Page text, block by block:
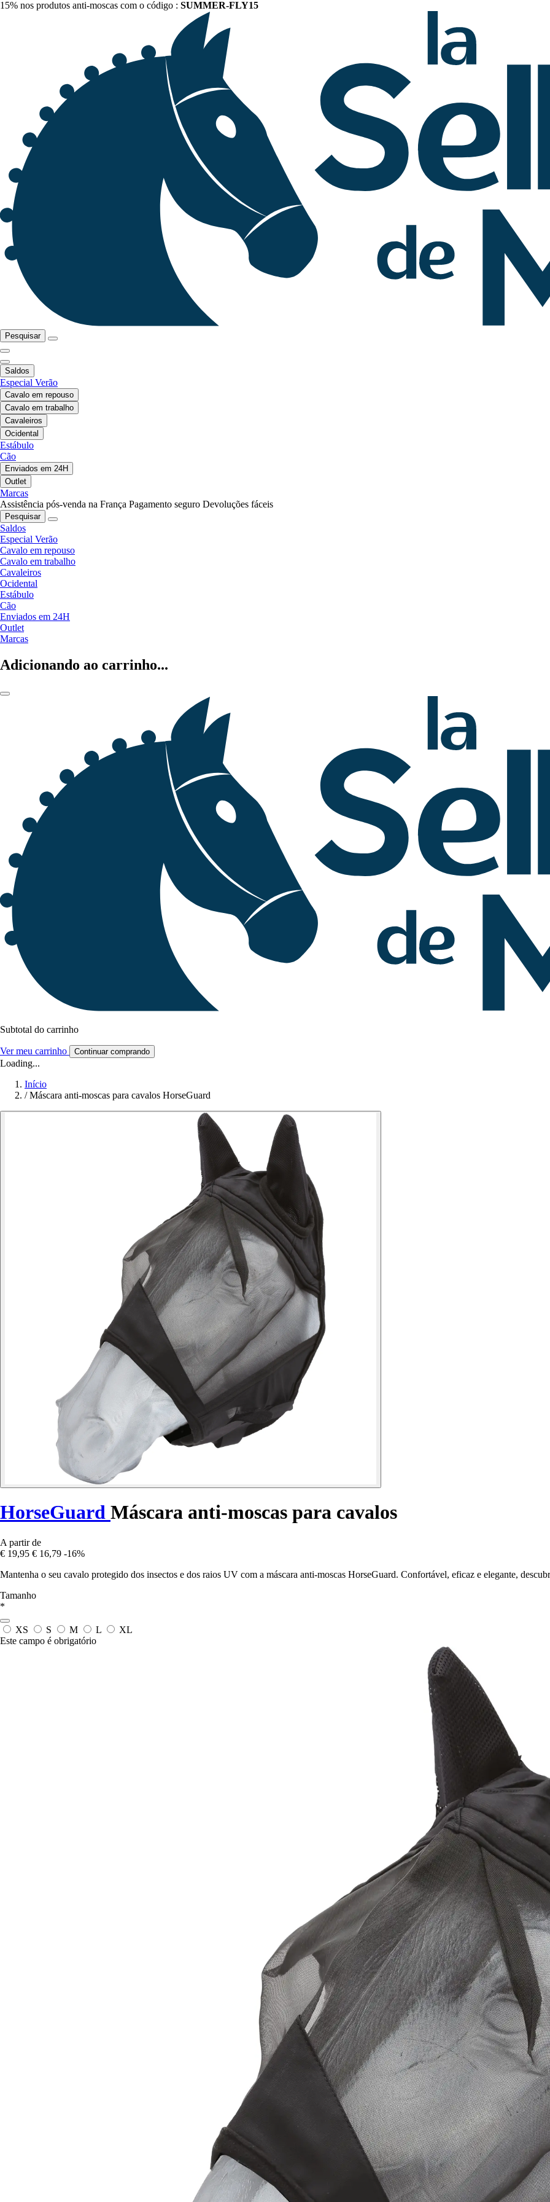
15% nos produtos anti-moscas com o código : SUMMER-FLY15
Pesquisar
Saldos
Especial Verão
Cavalo em repouso
Cavalo em trabalho
Cavaleiros
Ocidental
Estábulo
Cão
Enviados em 24H
Outlet
Marcas
Assistência pós-venda na França Pagamento seguro Devoluções fáceis
Pesquisar
Saldos
Especial Verão
Cavalo em repouso
Cavalo em trabalho
Cavaleiros
Ocidental
Estábulo
Cão
Enviados em 24H
Outlet
Marcas
Adicionando ao carrinho...
Subtotal do carrinho
Ver meu carrinho Continuar comprando
Loading...
Início
/ Máscara anti-moscas para cavalos HorseGuard
HorseGuard Máscara anti-moscas para cavalos
A partir de
€ 19,95 € 16,79 -16%
Mantenha o seu cavalo protegido dos insectos e dos raios UV com a máscara anti-moscas HorseGuard. Confortável, eficaz e elegante,
Tamanho
*
XS S M L
XL
Este campo é obrigatório